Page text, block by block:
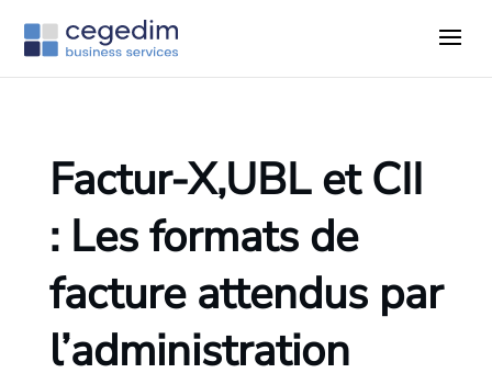
Factur-X,UBL et CII
: Les formats de
facture attendus par
l’administration